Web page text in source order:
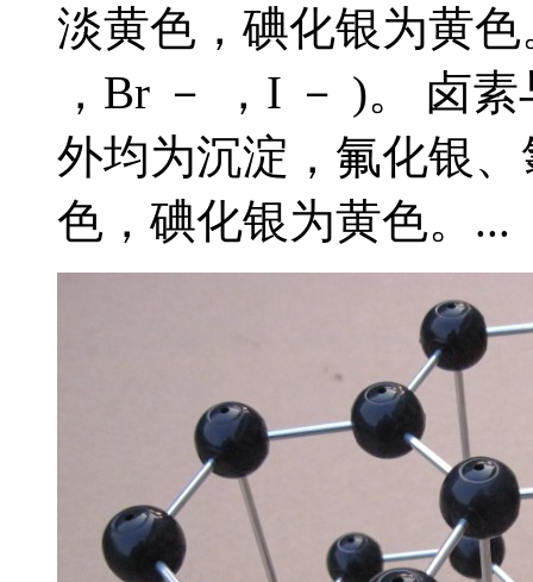
淡黄色，碘化银为黄
，Br － ，I － )。 卤
外均为沉淀，氟化银
色，碘化银为黄色。...